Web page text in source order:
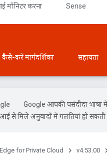
मॉनिटर करना Sense
कैसे-करें मार्गदर्शिका सहायता
Google आपकी पसंदीदा भाषा
से मिले अनुवादों में गलतियां हो सकती
Edge for Private Cloud v4.53.00